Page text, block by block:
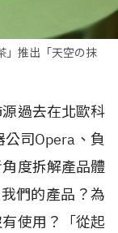
」推出「天空の抹
過去在北歐科
司Opera、負
度拆解產品體
們的產品？為
使用？「從起